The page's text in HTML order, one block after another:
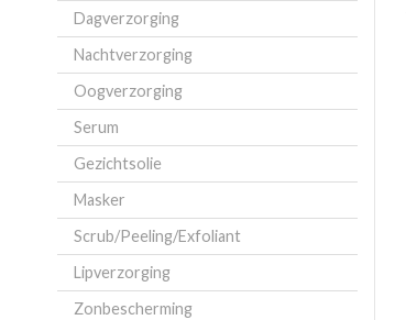
Dagverzorging
Nachtverzorging
Oogverzorging
Serum
Gezichtsolie
Masker
Scrub/Peeling/Exfoliant
Lipverzorging
Zonbescherming